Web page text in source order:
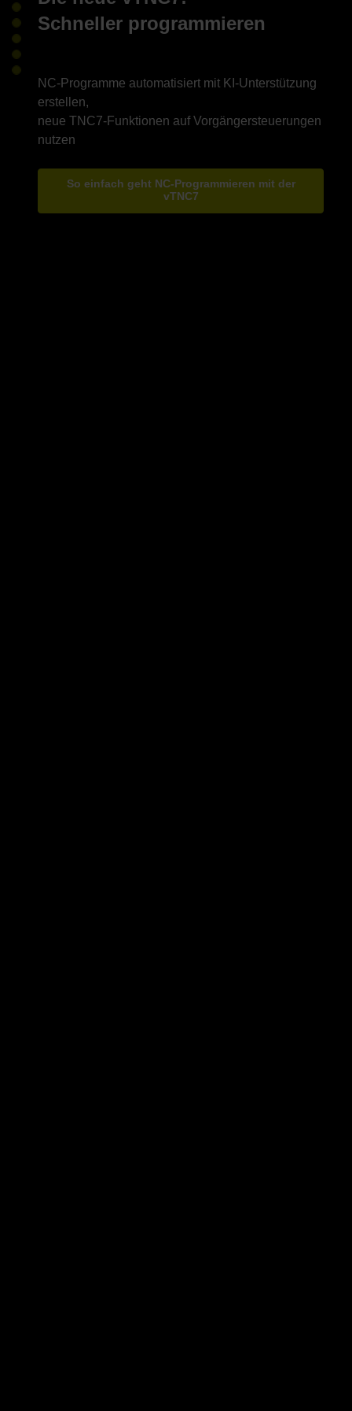
Schneller programmieren
NC-Programme automatisiert mit KI-Unterstützung
erstellen,
neue TNC7-Funktionen auf Vorgängersteuerungen
So einfach geht NC-Programmieren mit der
vTNC7